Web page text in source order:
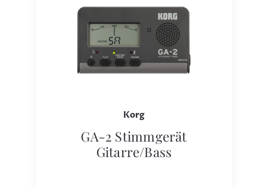
Korg
GA-2 Stimmgerät
Gitarre/Bass